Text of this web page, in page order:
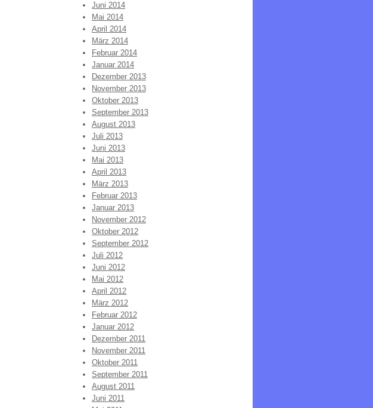
Juni 2014
Mai 2014
April 2014
März 2014
Februar 2014
Januar 2014
Dezember 2013
November 2013
Oktober 2013
September 2013
August 2013
Juli 2013
Juni 2013
Mai 2013
April 2013
März 2013
Februar 2013
Januar 2013
November 2012
Oktober 2012
September 2012
Juli 2012
Juni 2012
Mai 2012
April 2012
März 2012
Februar 2012
Januar 2012
Dezember 2011
November 2011
Oktober 2011
September 2011
August 2011
Juni 2011